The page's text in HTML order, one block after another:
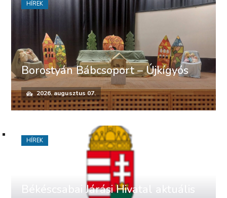
Borostyán Bábcsoport – Újkígyós
2026. augusztus 07.
HÍREK
Békéscsabai Járási Hivatal aktuális
HÍREK